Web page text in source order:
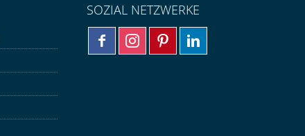
SOZIAL NETZWERKE